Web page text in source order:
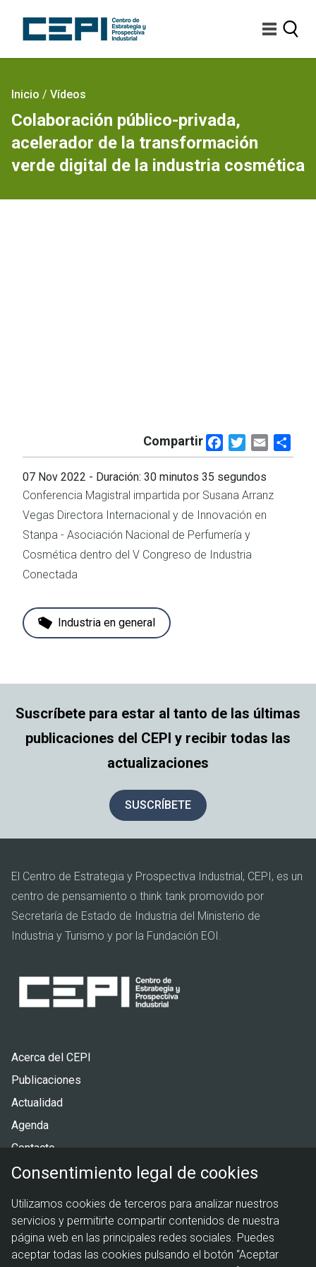
contenido
principal
Sobrescribir
enlaces
de
ayuda
a
navegación
Inicio / Vídeos
Colaboración público-privada,
acelerador de la transformación
verde digital de la industria cosmética
Compartir FacebookTwitterEmail
07 Nov 2022 - Duración: 30 minutos 35 segundos
Conferencia Magistral impartida por Susana Arranz
Vegas Directora Internacional y de Innovación en
Stanpa - Asociación Nacional de Perfumería y
Cosmética dentro del V Congreso de Industria
Conectada
Industria en general
Suscríbete para estar al tanto de las últimas
publicaciones del CEPI y recibir todas las
actualizaciones
SUSCRÍBETE
El Centro de Estrategia y Prospectiva Industrial, CEPI, es un
centro de pensamiento o think tank promovido por
Secretaría de Estado de Industria del Ministerio de
Industria y Turismo y por la Fundación EOI.
Pie
de
Acerca del CEPI
Publicaciones
Actualidad
Agenda
Contacto
legal
Política de cookies
Aviso legal
Consentimiento legal de cookies
Utilizamos cookies de terceros para analizar nuestros
servicios y permitirte compartir contenidos de nuestra
página web en las principales redes sociales. Puedes
aceptar todas las cookies pulsando el botón “Aceptar